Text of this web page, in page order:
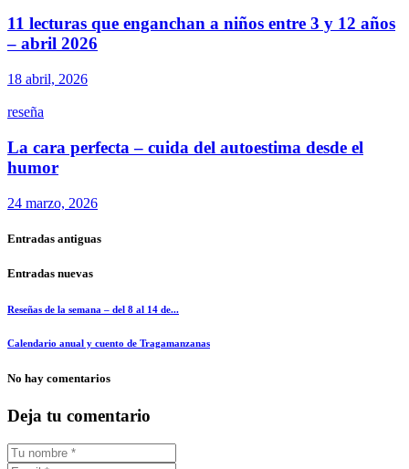
11 lecturas que enganchan a niños entre 3 y 12 años
– abril 2026
18 abril, 2026
reseña
La cara perfecta – cuida del autoestima desde el
humor
24 marzo, 2026
Entradas antiguas
Entradas nuevas
Reseñas de la semana – del 8 al 14 de...
Calendario anual y cuento de Tragamanzanas
No hay comentarios
Deja tu comentario